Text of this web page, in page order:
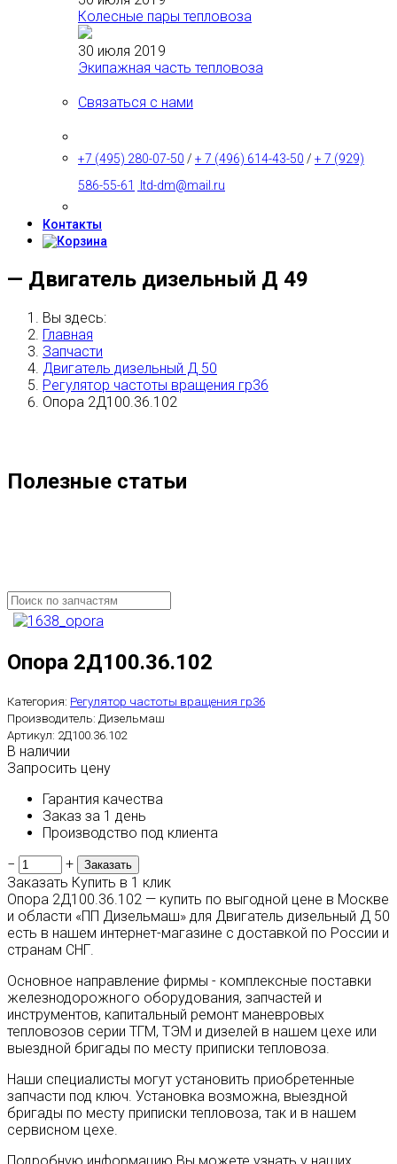
Колесные пары тепловоза
30 июля 2019
Экипажная часть тепловоза
Связаться с нами
+7 (495) 280-07-50 / + 7 (496) 614-43-50 / + 7 (929)
586-55-61
ltd-dm@mail.ru
Контакты
— Двигатель дизельный Д 49
Вы здесь:
Главная
Запчасти
Двигатель дизельный Д 50
Регулятор частоты вращения гр36
Опора 2Д100.36.102
Полезные статьи
Опора 2Д100.36.102
Категория: Регулятор частоты вращения гр36
Производитель: Дизельмаш
Артикул: 2Д100.36.102
В наличии
Запросить цену
Гарантия качества
Заказ за 1 день
Производство под клиента
−
+
Заказать Купить в 1 клик
Опора 2Д100.36.102 — купить по выгодной цене в Москве
и области «ПП Дизельмаш» для Двигатель дизельный Д 50
есть в нашем интернет-магазине с доставкой по России и
странам СНГ.
Основное направление фирмы - комплексные поставки
железнодорожного оборудования, запчастей и
инструментов, капитальный ремонт маневровых
тепловозов серии ТГМ, ТЭМ и дизелей в нашем цехе или
выездной бригады по месту приписки тепловоза.
Наши специалисты могут установить приобретенные
запчасти под ключ. Установка возможна, выездной
бригады по месту приписки тепловоза, так и в нашем
сервисном цехе.
Подробную информацию Вы можете узнать у наших